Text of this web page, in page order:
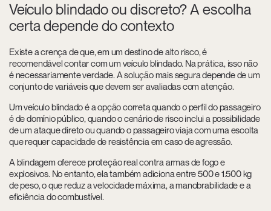
Veículo blindado ou discreto? A escolha
certa depende do contexto
Existe a crença de que, em um destino de alto risco, é
recomendável contar com um veículo blindado. Na prática, isso não
é necessariamente verdade. A solução mais segura depende de um
conjunto de variáveis que devem ser avaliadas com atenção.
Um veículo blindado é a opção correta quando o perfil do passageiro
é de domínio público, quando o cenário de risco inclui a possibilidade
de um ataque direto ou quando o passageiro viaja com uma escolta
que requer capacidade de resistência em caso de agressão.
A blindagem oferece proteção real contra armas de fogo e
explosivos. No entanto, ela também adiciona entre 500 e 1.500 kg
de peso, o que reduz a velocidade máxima, a manobrabilidade e a
eficiência do combustível.